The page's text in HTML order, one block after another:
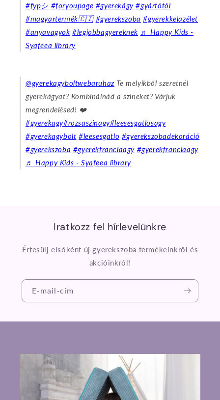
#fypシ #foryoupage #gyerekágy #gyártótól
#magyartermék🇨🇮 #gyerekszoba #gyerekkelazélet
#anyavagyok #legjobbagyereknek ♬ Happy Kids -
Syafeea library
@gyerekagyboltwebaruhazTe melyikből szeretnél
gyerekágyat? Kombinálnád a színeket? Várjuk
megrendelésed! ❤️
#gyerekagy#rozsaszinagy#leesesgatlosagy
#gyerekagybolt #leesesgatlo #gyerekszobadekoráció
#gyerekszoba #gyerekfranciaagy #gyerekfranciaagy
♬ Happy Kids - Syafeea library
Iratkozz fel hírlevelünkre
Értesülj elsőként új gyerekszoba termékeinkről és
akcióinkról!
E-mail-cím